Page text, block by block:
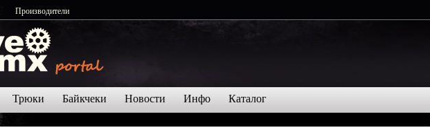
Производители
Трюки Байкчеки Новости Инфо Каталог